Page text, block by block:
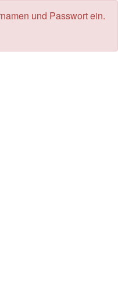
und Passwort ein.